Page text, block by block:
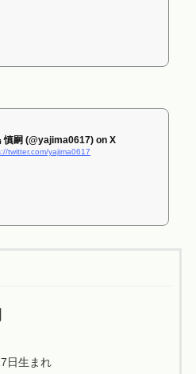
慎嗣 (@yajima0617) on X
twitter.com/yajima0617
日生まれ